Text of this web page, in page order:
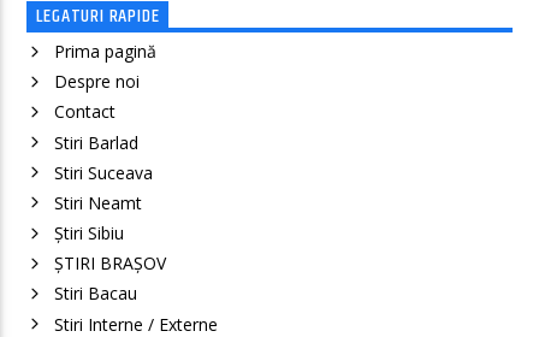
LEGATURI RAPIDE
Prima pagină
Despre noi
Contact
Stiri Barlad
Stiri Suceava
Stiri Neamt
Știri Sibiu
ȘTIRI BRAȘOV
Stiri Bacau
Stiri Interne / Externe